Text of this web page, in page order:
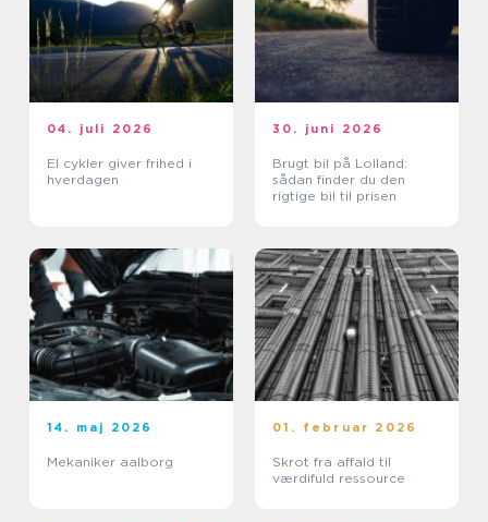
04. juli 2026
El cykler giver frihed i
hverdagen
30. juni 2026
Brugt bil på Lolland:
sådan finder du den
rigtige bil til prisen
14. maj 2026
Mekaniker aalborg
01. februar 2026
Skrot fra affald til
værdifuld ressource